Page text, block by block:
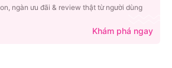
ngàn ưu đãi & review thật từ người dùng
Khám phá ngay